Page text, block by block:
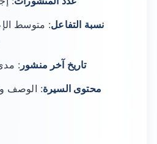
نسبة التفاعل: متوسط
تاريخ آخر منشور :
محتوى السيرة: الوصف